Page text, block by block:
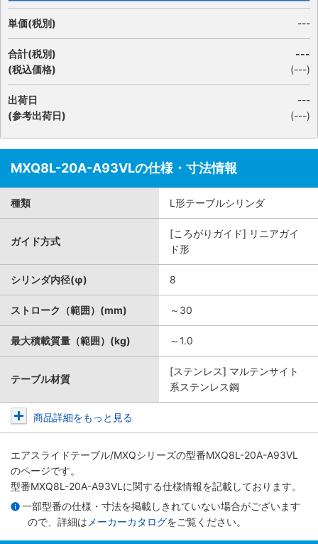
単価(税別) ---
合計(税別)
(税込価格)
---
(---)
出荷日
(参考出荷日)
---
(---)
MXQ8L-20A-A93VLの仕様・寸法情報
種類 L形テーブルシリンダ
ガイド方式
[ころがりガイド] リニアガイ
ド形
シリンダ内径(φ) 8
ストローク（範囲）(mm) ～30
最大積載質量（範囲）(kg) ～1.0
テーブル材質
[ステンレス] マルテンサイト
系ステンレス鋼
商品詳細をもっと見る
エアスライドテーブル/MXQシリーズの型番MXQ8L-20A-A93VL
のページです。
型番MXQ8L-20A-A93VLに関する仕様情報を記載しております。
一部型番の仕様・寸法を掲載しきれていない場合がございます
ので、詳細は メーカーカタログをご覧ください。